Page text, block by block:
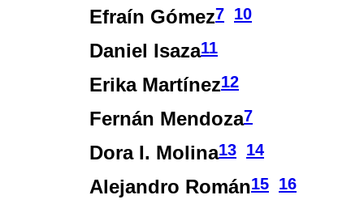
Efraín Gómez7 10
Daniel Isaza11
Erika Martínez12
Fernán Mendoza7
Dora I. Molina13 14
Alejandro Román15 16